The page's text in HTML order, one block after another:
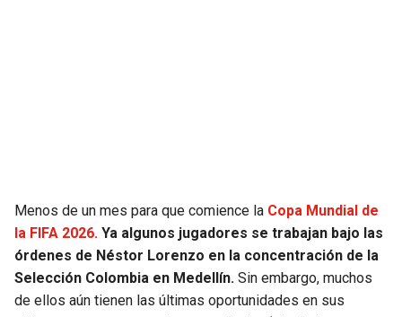
PACKERS
VIKINGS
TIMBERWOLVES
THUNDER
Menos de un mes para que comience la Copa Mundial de
la FIFA 2026. Ya algunos jugadores se trabajan bajo las
órdenes de Néstor Lorenzo en la concentración de la
Selección Colombia en Medellín. Sin embargo, muchos
de ellos aún tienen las últimas oportunidades en sus